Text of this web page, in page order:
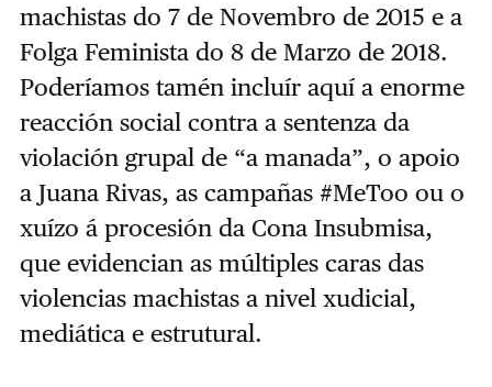
machistas do 7 de Novembro de 2015 e a
Folga Feminista do 8 de Marzo de 2018.
Poderíamos tamén incluír aquí a enorme
reacción social contra a sentenza da
violación grupal de “a manada”, o apoio
a Juana Rivas, as campañas #MeToo ou o
xuízo á procesión da Cona Insubmisa,
que evidencian as múltiples caras das
violencias machistas a nivel xudicial,
mediática e estrutural.